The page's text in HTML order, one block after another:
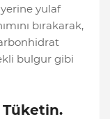
yulaf
bırakarak,
bulgur gibi